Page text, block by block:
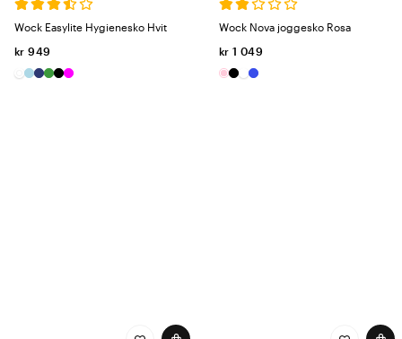
Wock Easylite Hygienesko Hvit
kr 949
Wock Nova joggesko Rosa
kr 1 049